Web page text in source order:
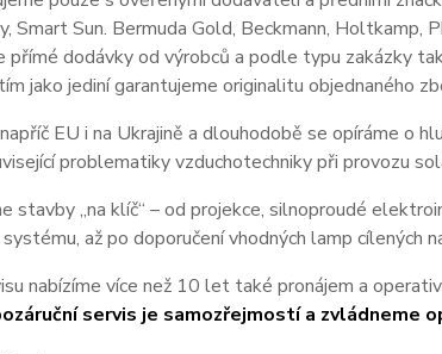
Smart Sun. Bermuda Gold, Beckmann, Holtkamp,
přímé dodávky od výrobců a podle typu zakázky
jako jediní garantujeme originalitu objednaného
EU i na Ukrajině a dlouhodobě se opíráme o
problematiky vzduchotechniky při provozu
stavby „na klíč“ – od projekce, silnoproudé
až po doporučení vhodných lamp cílených
nabízíme více než 10 let také pronájem a
servis je samozřejmostí a zvládneme